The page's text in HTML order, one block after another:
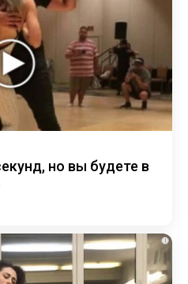
но вы будете в
i